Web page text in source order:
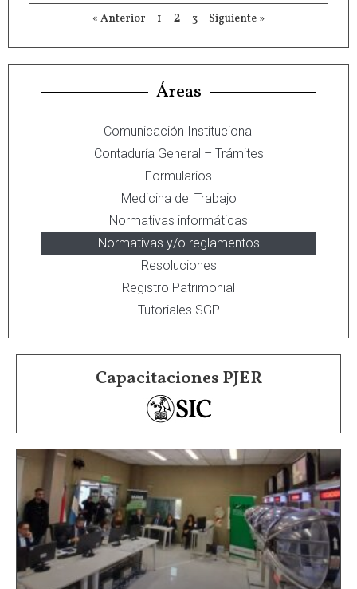
« Anterior 1 2 3 Siguiente »
Áreas
Comunicación Institucional
Contaduría General – Trámites
Formularios
Medicina del Trabajo
Normativas informáticas
Normativas y/o reglamentos
Resoluciones
Registro Patrimonial
Tutoriales SGP
Capacitaciones PJER